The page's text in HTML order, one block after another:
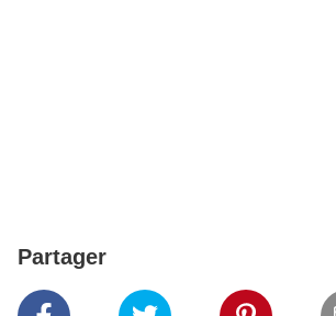
Partager